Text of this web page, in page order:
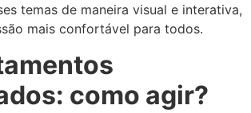
temas de maneira visual e interativa,
mais confortável para todos.
como agir?